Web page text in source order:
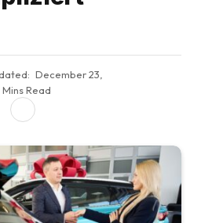
December 23,
Mins Read